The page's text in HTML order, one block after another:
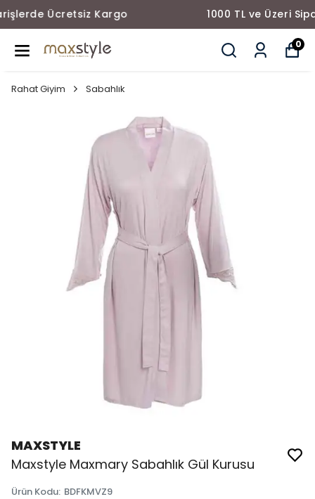
1000 TL ve Üzeri Siparişlerde Ücretsiz Kargo
0
Rahat Giyim Sabahlık
MAXSTYLE
Maxstyle Maxmary Sabahlık Gül Kurusu
Ürün Kodu: BDFKMVZ9